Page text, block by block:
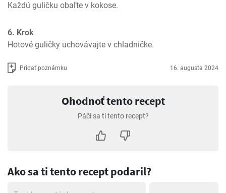
Každú guličku obaľte v kokose.
6. Krok
Hotové guličky uchovávajte v chladničke.
Pridať poznámku 16. augusta 2024
Ohodnoť tento recept
Páči sa ti tento recept?
Ako sa ti tento recept podaril?